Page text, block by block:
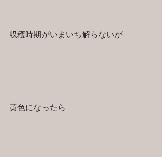
収穫時期がいまいち解らないが
黄色になったら